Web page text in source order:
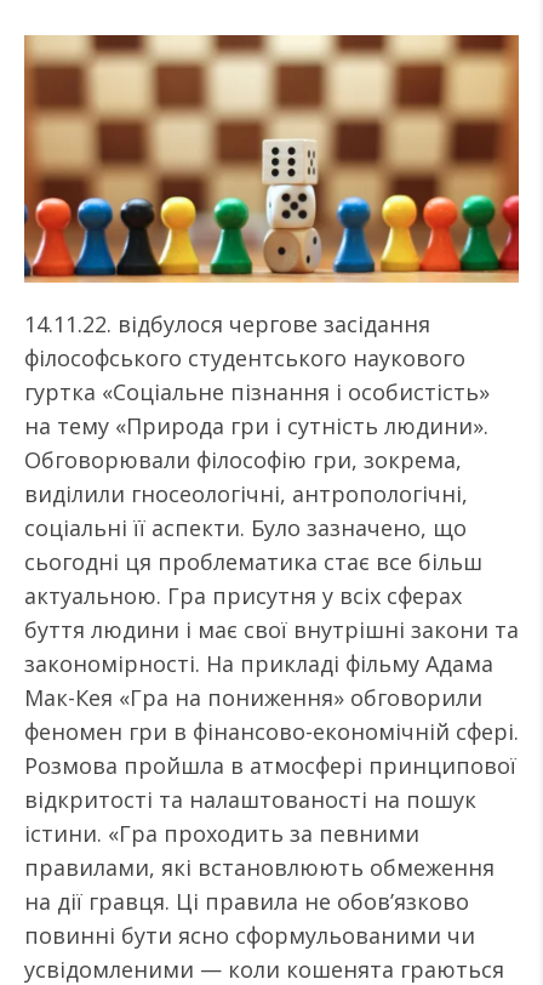
14.11.22. відбулося чергове засідання
філософського студентського наукового
гуртка «Соціальне пізнання і особистість»
на тему «Природа гри і сутність людини».
Обговорювали філософію гри, зокрема,
виділили гносеологічні, антропологічні,
соціальні її аспекти. Було зазначено, що
сьогодні ця проблематика стає все більш
актуальною. Гра присутня у всіх сферах
буття людини і має свої внутрішні закони та
закономірності. На прикладі фільму Адама
Мак-Кея «Гра на пониження» обговорили
феномен гри в фінансово-економічній сфері.
Розмова пройшла в атмосфері принципової
відкритості та налаштованості на пошук
істини. «Гра проходить за певними
правилами, які встановлюють обмеження
на дії гравця. Ці правила не обов’язково
повинні бути ясно сформульованими чи
усвідомленими — коли кошенята граються